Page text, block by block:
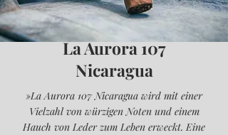
La Aurora 107
Nicaragua
»La Aurora 107 Nicaragua wird mit einer
Vielzahl von würzigen Noten und einem
Hauch von Leder zum Leben erweckt. Eine